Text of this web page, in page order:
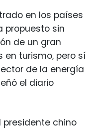
en los países
propuesto sin
de un gran
en turismo, pero sí
de la energía
el diario
presidente chino